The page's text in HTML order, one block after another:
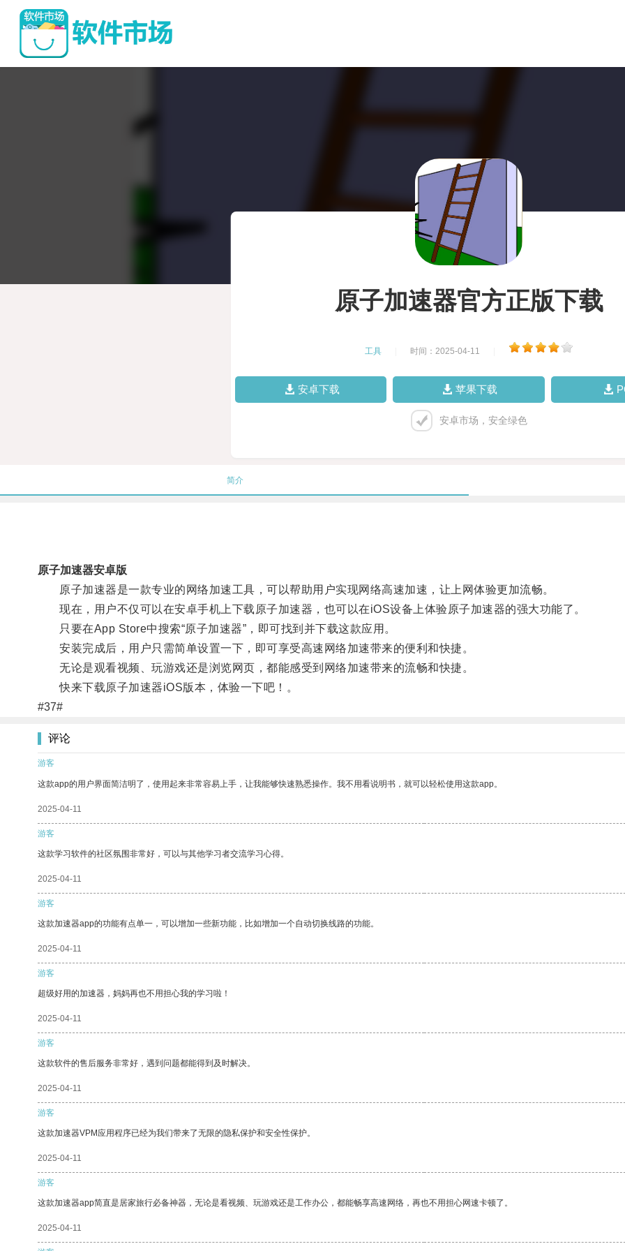
原子加速器官方正版下载
工具 时间：2025-04-11
安卓下载 苹果下载
安卓市场，安全绿色
简介
原子加速器安卓版
原子加速器是一款专业的网络加速工具，可以帮助用户实现网络高速加速，让上网体验更加流畅。
现在，用户不仅可以在安卓手机上下载原子加速器，也可以在iOS设备上体验原子加速器的强大功能了。
只要在App Store中搜索“原子加速器”，即可找到并下载这款应用。
安装完成后，用户只需简单设置一下，即可享受高速网络加速带来的便利和快捷。
无论是观看视频、玩游戏还是浏览网页，都能感受到网络加速带来的流畅和快捷。
快来下载原子加速器iOS版本，体验一下吧！。
#37#
评论
游客
这款app的用户界面简洁明了，使用起来非常容易上手，让我能够快速熟悉操作。我不用看说明书，就可以轻松使用这款app。
2025-04-11
游客
这款学习软件的社区氛围非常好，可以与其他学习者交流学习心得。
2025-04-11
游客
这款加速器app的功能有点单一，可以增加一些新功能，比如增加一个自动切换线路的功能。
2025-04-11
游客
超级好用的加速器，妈妈再也不用担心我的学习啦！
2025-04-11
游客
这款软件的售后服务非常好，遇到问题都能得到及时解决。
2025-04-11
游客
这款加速器VPM应用程序已经为我们带来了无限的隐私保护和安全性保护。
2025-04-11
游客
这款加速器app简直是居家旅行必备神器，无论是看视频、玩游戏还是工作办公，都能畅享高速网络，再也不用担心网速卡顿了。
2025-04-11